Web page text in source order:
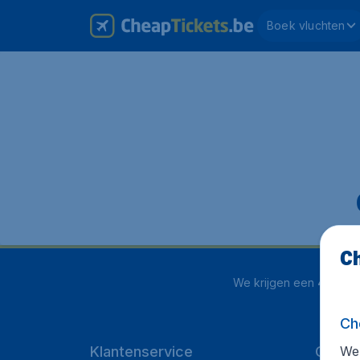
Boek vluchten
We krijgen een 4.1 uit 5
Klantenservice